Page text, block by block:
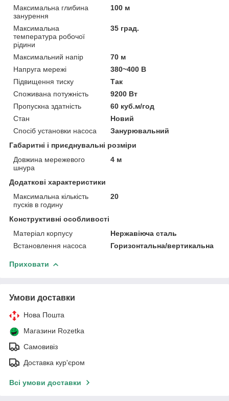
Максимальна глибина
занурення
100 м
Максимальна
температура робочої
рідини
35 град.
Максимальний напір
70 м
Напруга мережі
380~400 В
Підвищення тиску
Так
Споживана потужність
9200 Вт
Пропускна здатність
60 куб.м/год
Стан
Новий
Спосіб установки насоса
Занурювальний
Габаритні і приєднувальні розміри
Довжина мережевого
шнура
4 м
Додаткові характеристики
Максимальна кількість
пусків в годину
20
Конструктивні особливості
Матеріал корпусу
Нержавіюча сталь
Встановлення насоса
Горизонтальна/вертикальна
Приховати
Умови доставки
Нова Пошта
Магазини Rozetka
Самовивіз
Доставка кур'єром
Всі умови доставки